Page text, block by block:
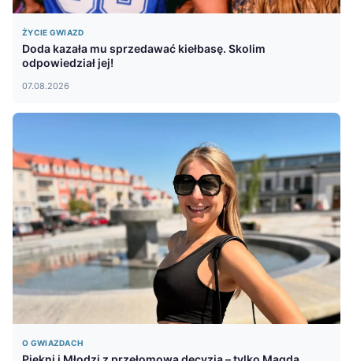
ŻYCIE GWIAZD
Doda kazała mu sprzedawać kiełbasę. Skolim
odpowiedział jej!
07.08.2026
O GWIAZDACH